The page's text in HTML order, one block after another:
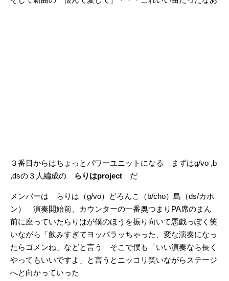
３番目からはちょっとパワーユニットになる まずはg/vo ,b
,dsの３人編成の
らりはproject だ
メンバーは らりは（g/vo）どろんこ（b/cho）島（ds/カホ
ン） 演奏開始前、カウンターの一番奥つまりPA席のまん
前に座っていたらりはが僕のほうを振り向いて悪戯っぽく笑
いながら「飲みすぎてヨッパラッちゃった、変な演奏になっ
たらゴメンね」などと言う そこで僕も「いい演奏なら長く
やってもいいですよ」と言うとニッコリ笑いながらステージ
へと向かっていった